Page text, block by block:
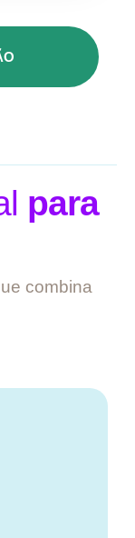
para
combina